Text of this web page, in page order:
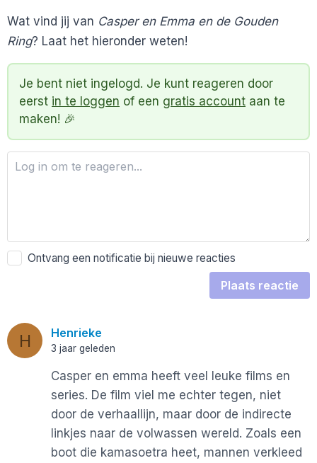
Wat vind jij van Casper en Emma en de Gouden
Ring? Laat het hieronder weten!
Je bent niet ingelogd. Je kunt reageren door
eerst in te loggen of een gratis account aan te
maken! 🎉
Ontvang een notificatie bij nieuwe reacties
Plaats reactie
H Henrieke
3 jaar geleden
Casper en emma heeft veel leuke films en
series. De film viel me echter tegen, niet
door de verhaallijn, maar door de indirecte
linkjes naar de volwassen wereld. Zoals een
boot die kamasoetra heet, mannen verkleed